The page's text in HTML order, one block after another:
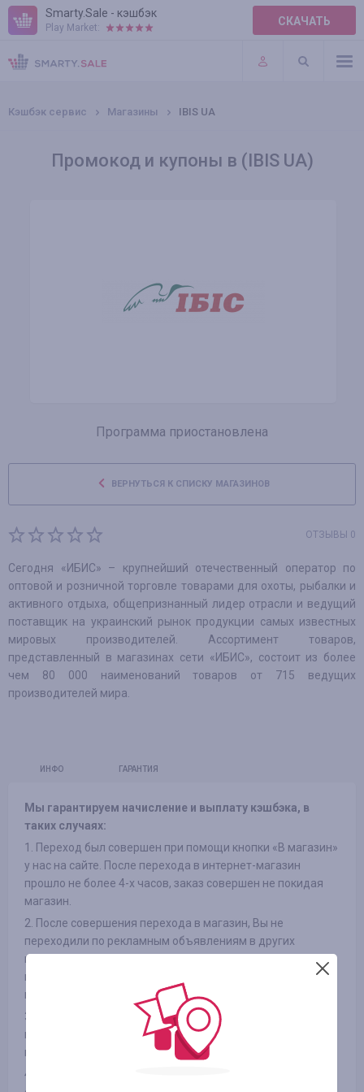
Smarty.Sale - кэшбэк
Play Market: СКАЧАТЬ
ПРАВИЛА
ПЛАГИНЫ
Кэшбэк сервис Магазины IBIS UA
Промокод и купоны в (IBIS UA)
Программа приостановлена
ВЕРНУТЬСЯ К СПИСКУ МАГАЗИНОВ
ОТЗЫВЫ 0
Сегодня «ИБИС» – крупнейший отечественный оператор по
оптовой и розничной торговле товарами для охоты, рыбалки и
активного отдыха, общепризнанный лидер отрасли и ведущий
поставщик на украинский рынок продукции самых известных
мировых производителей. Ассортимент товаров,
представленный в магазинах сети «ИБИС», состоит из более
чем 80 000 наименований товаров от 715 ведущих
производителей мира.
ИНФО ГАРАНТИЯ
Мы гарантируем начисление и выплату кэшбэка, в
таких случаях:
1. Переход был совершен при помощи кнопки «В магазин»
у нас на сайте. После перехода в интернет-магазин
прошло не более 4-х часов, заказ совершен не покидая
магазин.
2. После совершения перехода в магазин, Вы не
переходили по рекламным объявлениям в других
источниках и не переходили из рассылок интернет-
магазинов на сайт, так же не использовали сторонние
промокоды
3. Выбранный Вами товар участвует в кэшбэке (в
некоторых интернет-магазинах есть разделение на
категории, смотрите вкладку «ИНФОРМАЦИЯ/УСЛОВИЯ» )
4. После оплаты товара Вами в интернет-магазине, Вы не